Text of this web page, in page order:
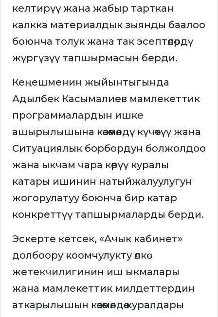
келтирүү жана жабыр тарткан
калкка материалдык зыянды баалоо
боюнча толук жана так эсептөөлөрдү
жүргүзүү тапшырмасын берди.
Кеңешменин жыйынтыгында
Адылбек Касымалиев мамлекеттик
программалардын ишке
ашырылышына көзөмөлдү күчөтүү жана
Ситуациялык борбордун болжолдоо
жана ыкчам чара көрүү куралы
катары ишинин натыйжалуулугун
жогорулатуу боюнча бир катар
конкреттүү тапшырмаларды берди.
Эскерте кетсек, «Ачык кабинет»
долбоору коомчулукту өлкө
жетекчилигинин иш ыкмалары
жана мамлекеттик милдеттердин
аткарылышын көзөмөлдөө куралдары